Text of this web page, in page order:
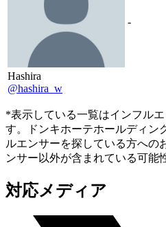
Hashira
@hashira_w
-
*表示している一覧はインフル
す。ドンキホーテホールディン
ルエンサーを探している方への
ンサー以外が含まれている可能
対応メディア